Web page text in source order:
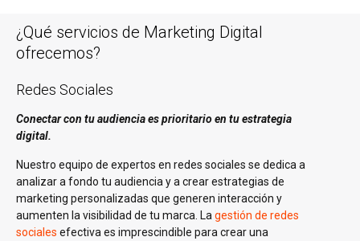
¿Qué servicios de Marketing Digital
ofrecemos?
Redes Sociales
Conectar con tu audiencia es prioritario en tu estrategia
digital.
Nuestro equipo de expertos en redes sociales se dedica a
analizar a fondo tu audiencia y a crear estrategias de
marketing personalizadas que generen interacción y
aumenten la visibilidad de tu marca. La gestión de redes
sociales efectiva es imprescindible para crear una